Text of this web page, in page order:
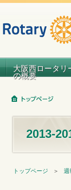
大阪西ロータリ
の概要
2013-
トップページ ＞ 週